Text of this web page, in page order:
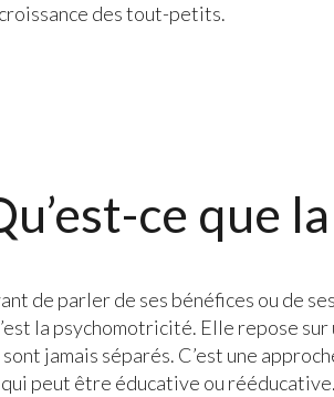
des tout-petits.
ce que la
de parler de ses bénéfices ou de
la psychomotricité. Elle repose
sont jamais séparés. C’est une
peut être éducative ou rééducative.